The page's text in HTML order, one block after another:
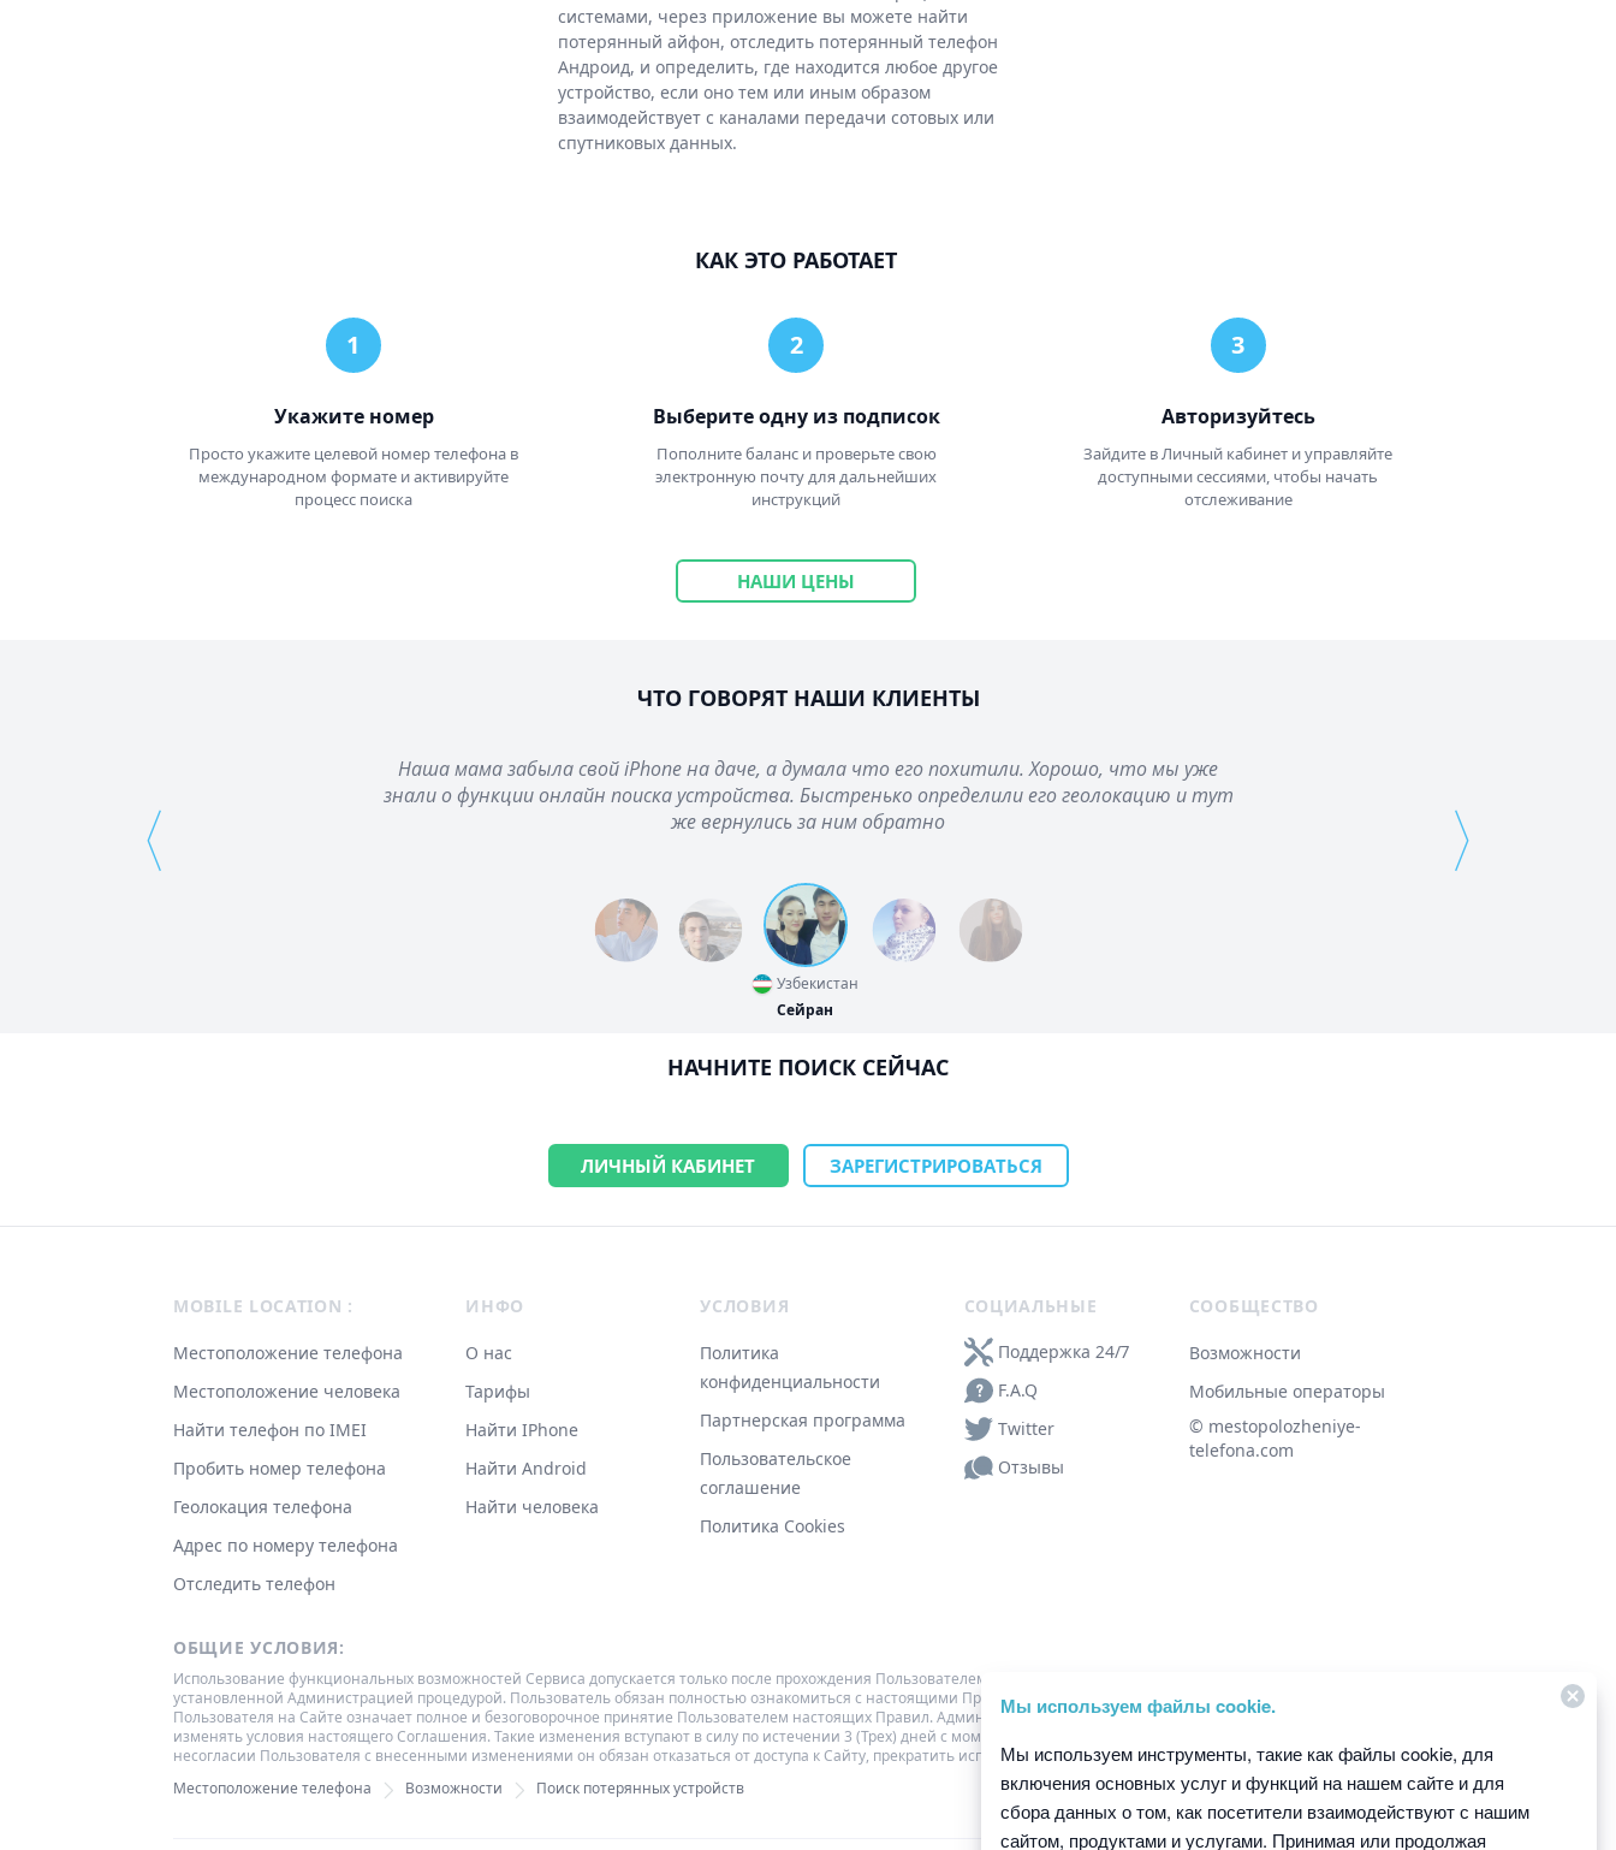
системами, через приложение вы можете найти
потерянный айфон, отследить потерянный телефон
Андроид, и определить, где находится любое другое
устройство, если оно тем или иным образом
взаимодействует с каналами передачи сотовых или
спутниковых данных.
КАК ЭТО РАБОТАЕТ
Укажите номер
Просто укажите целевой номер телефона в
международном формате и активируйте
процесс поиска
Выберите одну из подписок
Пополните баланс и проверьте свою
электронную почту для дальнейших
инструкций
Авторизуйтесь
Зайдите в Личный кабинет и управляйте
доступными сессиями, чтобы начать
отслеживание
НАШИ ЦЕНЫ
ЧТО ГОВОРЯТ НАШИ КЛИЕНТЫ
Наша мама забыла свой iPhone на даче, а думала что его похитили. Хорошо, что мы уже
знали о функции онлайн поиска устройства. Быстренько определили его геолокацию и тут
же вернулись за ним обратно
Узбекистан
Сейран
⟨ ⟩
НАЧНИТЕ ПОИСК СЕЙЧАС
ЛИЧНЫЙ КАБИНЕТ ЗАРЕГИСТРИРОВАТЬСЯ
MOBILE LOCATION :
Местоположение телефона
Местоположение человека
Найти телефон по IMEI
Пробить номер телефона
Геолокация телефона
Адрес по номеру телефона
Отследить телефон
ИНФО
О нас
Тарифы
Найти IPhone
Найти Android
Найти человека
УСЛОВИЯ
Политика
конфиденциальности
Партнерская программа
Пользовательское
соглашение
Политика Cookies
СОЦИАЛЬНЫЕ
Поддержка 24/7
F.A.Q
Twitter
Отзывы
СООБЩЕСТВО
Возможности
Мобильные операторы
© ‌mestopolozheniye-
telefona.com
ОБЩИЕ УСЛОВИЯ:
Использование функциональных возможностей Сервиса допускается только после прохождения Пользователем регистрации и авторизации на Сайте в соответствии с
установленной Администрацией процедурой. Пользователь обязан полностью ознакомиться с настоящими Правилами до момента регистрации на Сайте. Регистрация
Пользователя на Сайте означает полное и безоговорочное принятие Пользователем настоящих Правил. Администрация вправе в любое время в одностороннем порядке
изменять условия настоящего Соглашения. Такие изменения вступают в силу по истечении 3 (Трех) дней с момента размещения новой версии Соглашения на сайте. При
несогласии Пользователя с внесенными изменениями он обязан отказаться от доступа к Сайту, прекратить использование материалов и сервисов Сайта.
Местоположение телефона
Возможности Поиск потерянных устройств
Мы используем файлы cookie.
Мы используем инструменты, такие как файлы cookie, для
включения основных услуг и функций на нашем сайте и для
сбора данных о том, как посетители взаимодействуют с нашим
сайтом, продуктами и услугами. Принимая или продолжая